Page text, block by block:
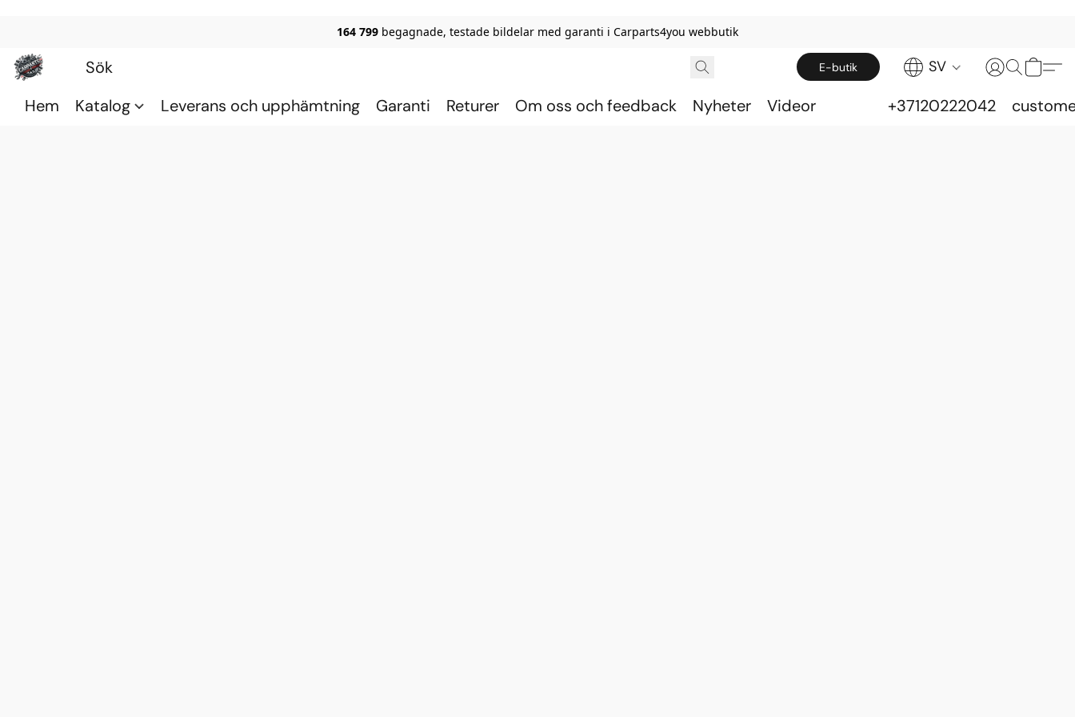
164 799 begagnade, testade bildelar med garanti i Carparts4you webbutik
E-butik SV
Hem Katalog Leverans och upphämtning Garanti Returer Om oss och feedback Nyheter Videor +37120222042